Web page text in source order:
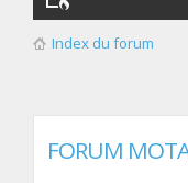
Balades &
Index du forum
FORUM